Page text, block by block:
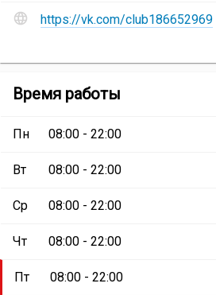
самообслуживания
Сайт
и
сети
самообслуживания
https://vk.com/club186652969
Время работы
Cooga
Пн 08:00 - 22:00
Вт 08:00 - 22:00
Ср 08:00 - 22:00
Чт 08:00 - 22:00
Пт 08:00 - 22:00